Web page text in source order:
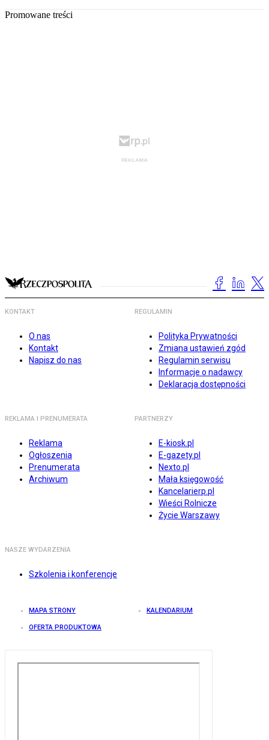
Promowane treści
KONTAKT
O nas
Kontakt
Napisz do nas
REGULAMIN
Polityka Prywatności
Zmiana ustawień zgód
Regulamin serwisu
Informacje o nadawcy
Deklaracja dostępności
REKLAMA I PRENUMERATA
Reklama
Ogłoszenia
Prenumerata
Archiwum
PARTNERZY
E-kiosk.pl
E-gazety.pl
Nexto.pl
Mała księgowość
Kancelarierp.pl
Wieści Rolnicze
Życie Warszawy
NASZE WYDARZENIA
Szkolenia i konferencje
MAPA STRONY KALENDARIUM
OFERTA PRODUKTOWA